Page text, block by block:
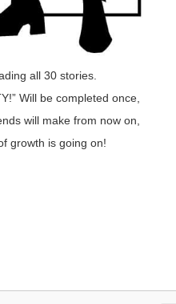
all 30 stories.
Will be completed once,
will make from now on,
growth is going on!